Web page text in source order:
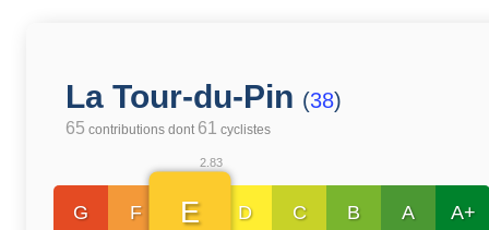
La Tour-du-Pin (38)
65 contributions dont 61 cyclistes
G F
2.83
E D C B A A+